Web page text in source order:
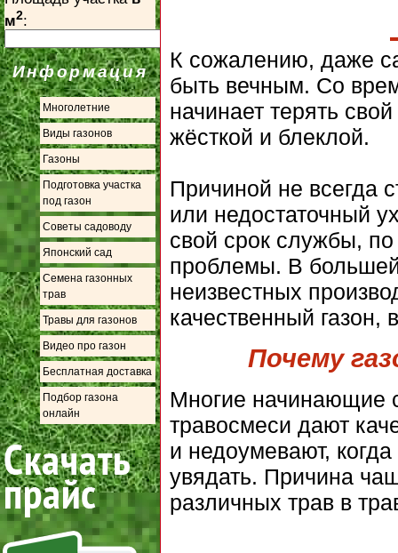
м2:
Информация
Многолетние
Виды газонов
Газоны
Подготовка участка
под газон
Советы садоводу
Японский сад
Семена газонных
трав
Травы для газонов
Видео про газон
Бесплатная доставка
Подбор газона
онлайн
К сожалению, даже
быть вечным. Со
начинает терять
жёсткой и блеклой.
Причиной не всегда
или недостаточный
свой срок службы, по
проблемы. В
неизвестных
качественный газон,
Почему
Многие начинающие
травосмеси дают
и недоумевают,
увядать. Причина
различных трав в